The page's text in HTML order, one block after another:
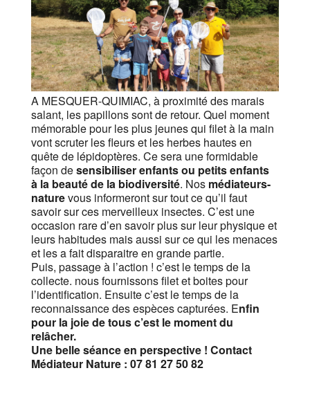
A MESQUER-QUIMIAC, à proximité des marais
salant, les papillons sont de retour. Quel moment
mémorable pour les plus jeunes qui filet à la main
vont scruter les fleurs et les herbes hautes en
quête de lépidoptères. Ce sera une formidable
façon desensibiliser enfants ou petits enfants
à la beauté de la biodiversité. Nos médiateurs-
naturevous informeront sur tout ce qu’il faut
savoir sur ces merveilleux insectes. C’est une
occasion rare d’en savoir plus sur leur physique et
leurs habitudes mais aussi sur ce qui les menaces
et les a fait disparaitre en grande partie.
Puis, passage à l’action ! c’est le temps de la
collecte. nous fournissons filet et boites pour
l’identification. Ensuite c’est le temps de la
reconnaissance des espèces capturées. Enfin
pour la joie de tous c’est le moment du
relâcher.
Une belle séance en perspective ! Contact
Médiateur Nature : 07 81 27 50 82